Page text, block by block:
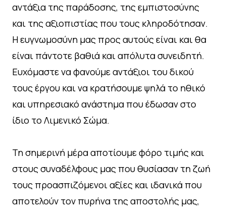
αντάξια της παράδοσης, της εμπιστοσύνης
και της αξιοπιστίας που τους κληροδότησαν.
Η ευγνωμοσύνη μας προς αυτούς είναι και θα
είναι πάντοτε βαθιά και απόλυτα συνειδητή.
Ευχόμαστε να φανούμε αντάξιοι του δικού
τους έργου και να κρατήσουμε ψηλά το ηθικό
και υπηρεσιακό ανάστημα που έδωσαν στο
ίδιο το Λιμενικό Σώμα.
Τη σημερινή μέρα αποτίουμε φόρο τιμής και
στους συναδέλφους μας που θυσίασαν τη ζωή
τους προασπιζόμενοι αξίες και ιδανικά που
αποτελούν τον πυρήνα της αποστολής μας,